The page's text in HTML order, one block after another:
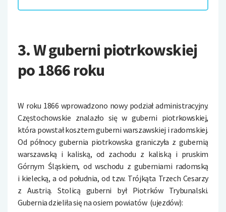
3. W guberni piotrkowskiej
po 1866 roku
W roku 1866 wprowadzono nowy podział administracyjny.
Częstochowskie znalazło się w guberni piotrkowskiej,
która powstał kosztem guberni warszawskiej i radomskiej.
Od północy gubernia piotrkowska graniczyła z gubernią
warszawską i kaliską, od zachodu z kaliską i pruskim
Górnym Śląskiem, od wschodu z guberniami radomską
i kielecką, a od południa, od tzw. Trójkąta Trzech Cesarzy
z Austrią.Stolicą guberni był Piotrków Trybunalski.
Gubernia dzieliła się na osiem powiatów (ujezdów):